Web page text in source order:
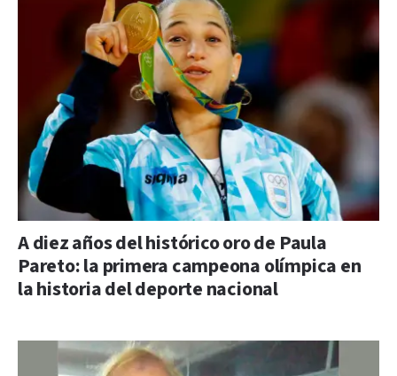
A diez años del histórico oro de Paula
Pareto: la primera campeona olímpica en
la historia del deporte nacional